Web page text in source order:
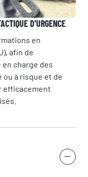
D'URGENCE
en
afin de
charge des
à risque et de
efficacement